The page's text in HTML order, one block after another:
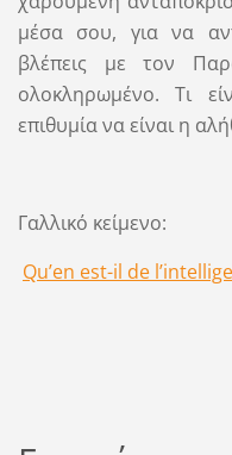
μέσα σου, για να
βλέπεις με τον
ολοκληρωμένο. Τι
επιθυμία να είναι η
Γαλλικό κείμενο:
Qu’en est-il de